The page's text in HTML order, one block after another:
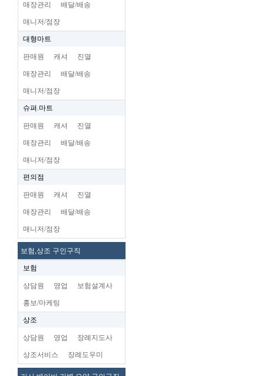
매장관리 배달/배송
매니저/점장
대형마트
판매원 캐셔 진열
매장관리 배달/배송
매니저/점장
슈펴.마트
판매원 캐셔 진열
매장관리 배달/배송
매니저/점장
편의점
판매원 캐셔 진열
매장관리 배달/배송
매니저/점장
보험,상조 구인구직
보험
상담원 영업 보험설계사
홍보/마케팅
상조
상담원 영업 장례지도사
상조서비스 장례도우미